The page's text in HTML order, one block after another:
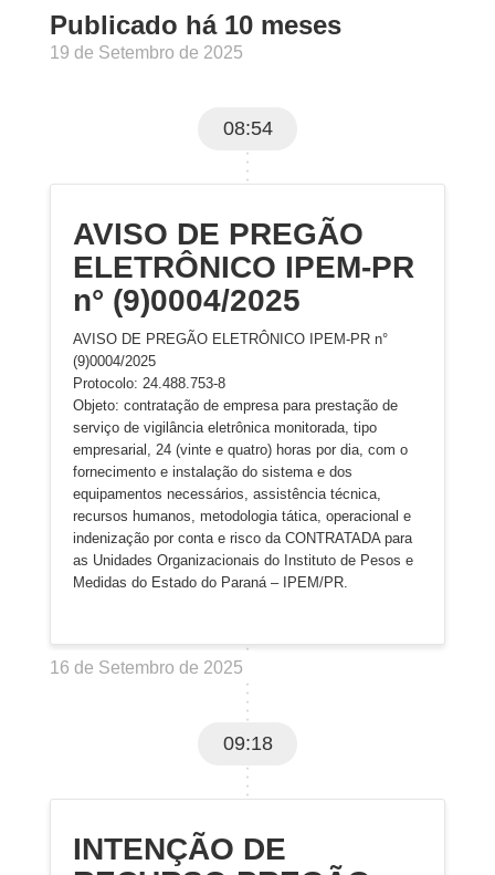
Publicado há 10 meses
19 de Setembro de 2025
08:54
AVISO DE PREGÃO
ELETRÔNICO IPEM-PR
n° (9)0004/2025
AVISO DE PREGÃO ELETRÔNICO IPEM-PR n°
(9)0004/2025
Protocolo: 24.488.753-8
Objeto: contratação de empresa para prestação de
serviço de vigilância eletrônica monitorada, tipo
empresarial, 24 (vinte e quatro) horas por dia, com o
fornecimento e instalação do sistema e dos
equipamentos necessários, assistência técnica,
recursos humanos, metodologia tática, operacional e
indenização por conta e risco da CONTRATADA para
as Unidades Organizacionais do Instituto de Pesos e
Medidas do Estado do Paraná – IPEM/PR.
16 de Setembro de 2025
09:18
INTENÇÃO DE